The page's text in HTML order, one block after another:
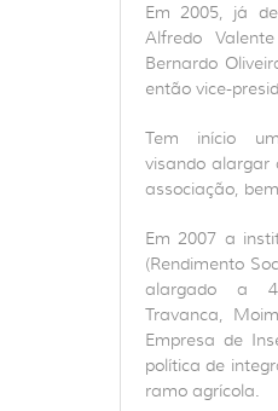
Em 2005, já
Alfredo
Bernardo
então vice-
Tem início
visando alargar
associação,
Em 2007 a
(Rendimento
alargado a 4
Travanca,
Empresa de
política de
ramo agrícola.